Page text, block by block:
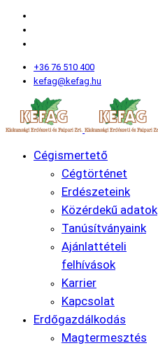
+36 76 510 400
kefag@kefag.hu
Cégismertető
Cégtörténet
Erdészeteink
Közérdekű adatok
Tanúsítványaink
Ajánlattételi
felhívások
Karrier
Kapcsolat
Erdőgazdálkodás
Magtermesztés